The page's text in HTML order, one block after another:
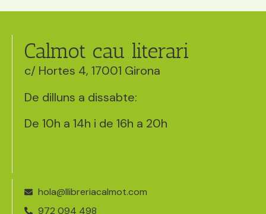
Calmot cau literari
c/ Hortes 4, 17001 Girona
De dilluns a dissabte:
De 10h a 14h i de 16h a 20h
hola@llibreriacalmot.com
972 094 498